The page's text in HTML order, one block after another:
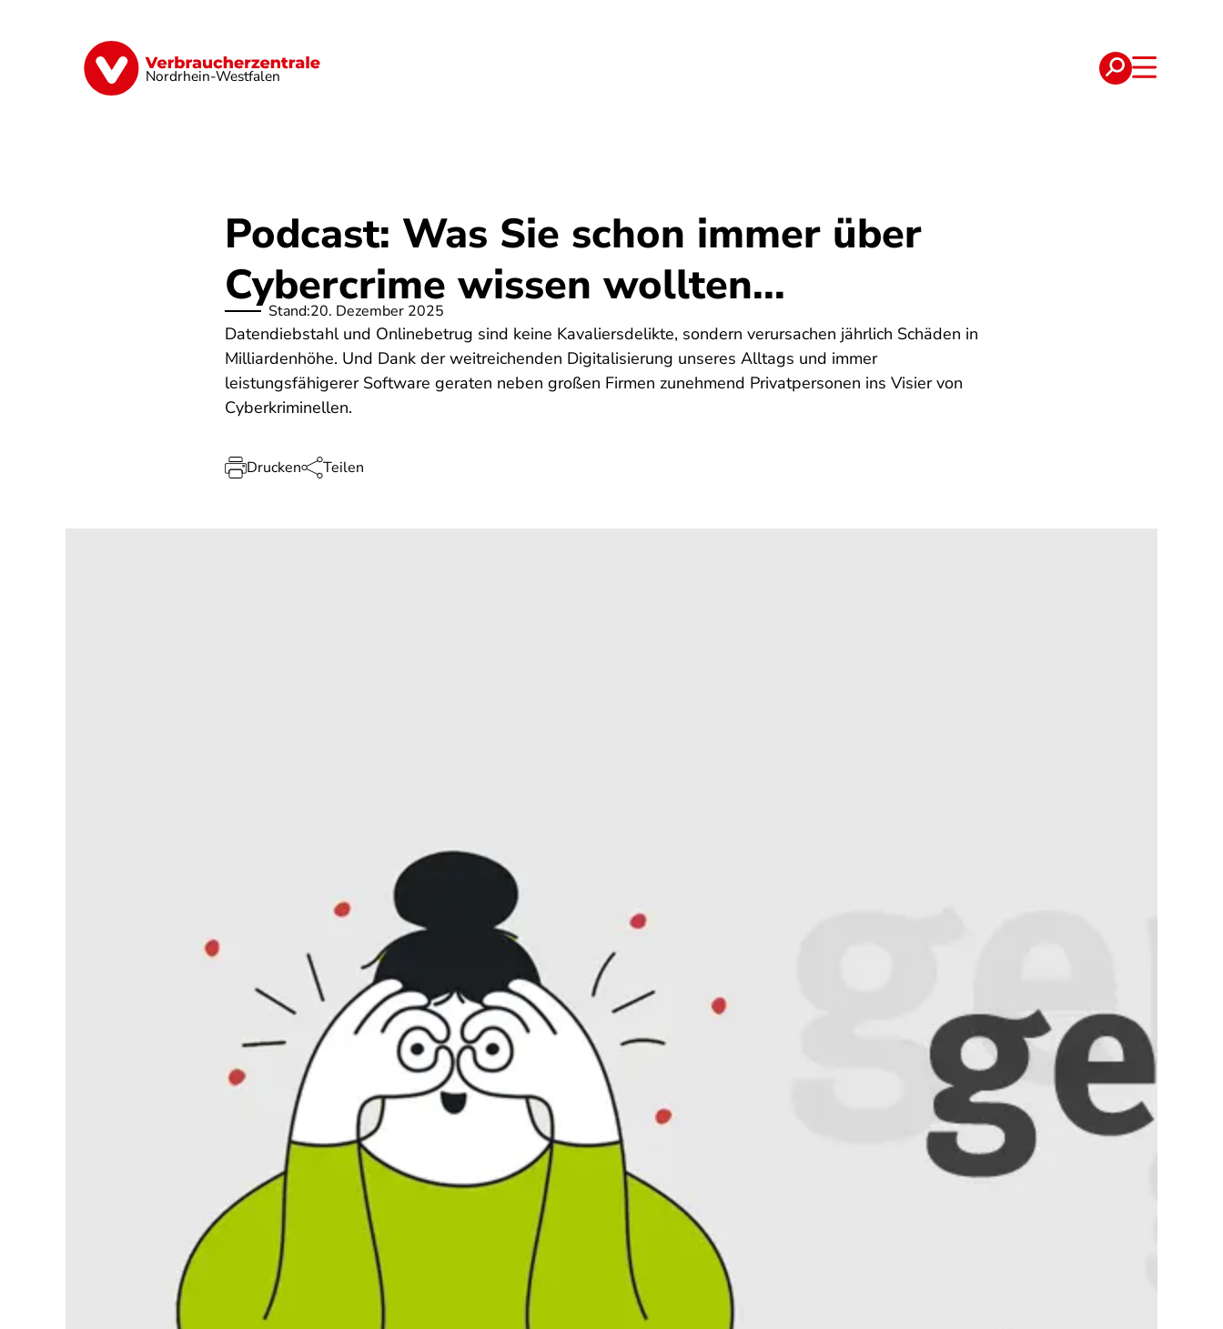
Nordrhein-Westfalen
Finanzen Digitales Lebensmittel
Podcast: Was Sie schon immer über
Cybercrime wissen wollten...
Stand:20. Dezember 2025
Datendiebstahl und Onlinebetrug sind keine Kavaliersdelikte, sondern verursachen jährlich Schäden in
Milliardenhöhe. Und Dank der weitreichenden Digitalisierung unseres Alltags und immer
leistungsfähigerer Software geraten neben großen Firmen zunehmend Privatpersonen ins Visier von
Cyberkriminellen.
Drucken Teilen